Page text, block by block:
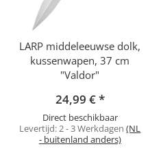
LARP middeleeuwse dolk,
kussenwapen, 37 cm
"Valdor"
24,99 €*
Direct beschikbaar
Levertijd:2 - 3 Werkdagen(NL
- buitenland anders)